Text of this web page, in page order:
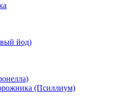
йод)
(Псиллиум)